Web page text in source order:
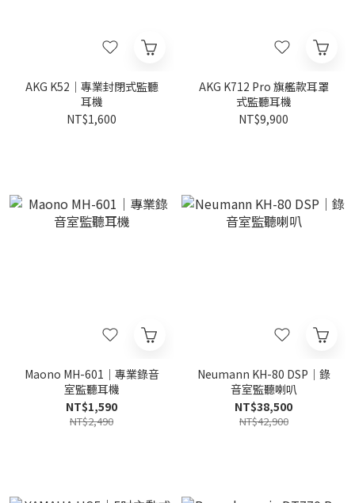
AKG K52｜專業封閉式監聽
耳機
NT$1,600
AKG K712 Pro 旗艦款耳罩
式監聽耳機
NT$9,900
Maono MH-601｜專業錄音
室監聽耳機
NT$1,590
NT$2,490
Neumann KH-80 DSP｜錄
音室監聽喇叭
NT$38,500
NT$42,900